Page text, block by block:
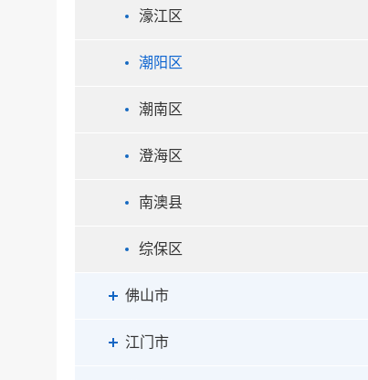
濠江区
潮阳区
潮南区
澄海区
南澳县
综保区
佛山市
江门市